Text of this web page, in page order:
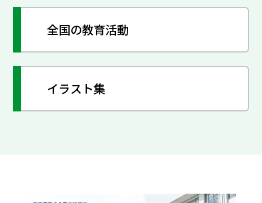
全国の教育活動
イラスト集